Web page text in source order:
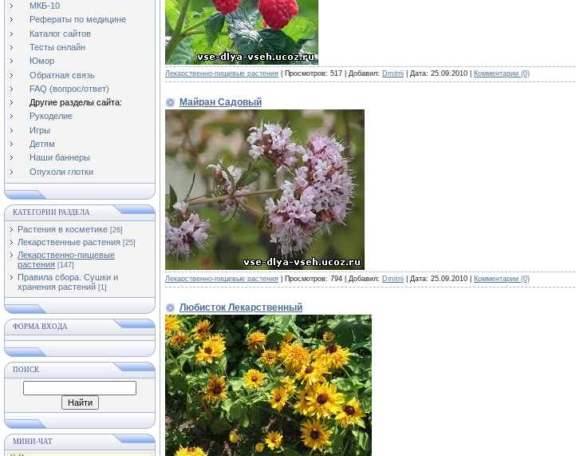
МКБ-10
Рефераты по медицине
Каталог сайтов
Тесты онлайн
Юмор
Обратная связь
FAQ (вопрос/ответ)
Другие разделы сайта:
Рукоделие
Игры
Детям
Наши баннеры
Опухоли глотки
КАТЕГОРИИ РАЗДЕЛА
Растения в косметике [26]
Лекарственные растения [25]
Лекарственно-пищевые
растения [147]
Правила сбора. Сушки и
хранения растений [1]
ФОРМА ВХОДА
ПОИСК
МИНИ-ЧАТ
Лекарственно-пищевые растения Просмотров: 517 Добавил: Dmitrii Дата: 25.09.2010 Комментарии (0)
Майран Садовый
Лекарственно-пищевые растения Просмотров: 794 Добавил: Dmitrii Дата: 25.09.2010 Комментарии (0)
Любисток Лекарственный